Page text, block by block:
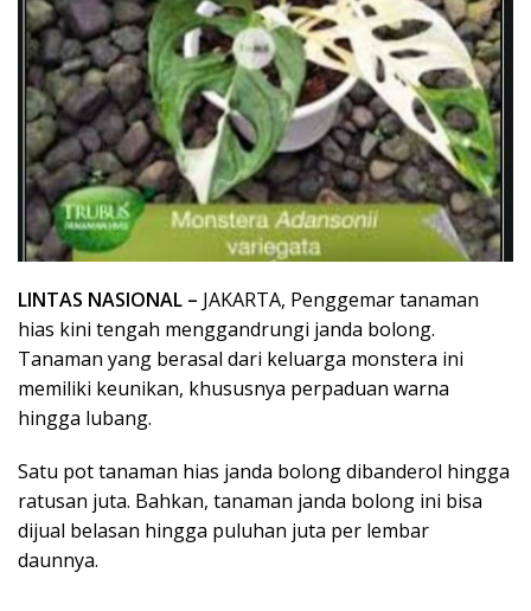
LINTAS NASIONAL – JAKARTA, Penggemar tanaman
hias kini tengah menggandrungi janda bolong.
Tanaman yang berasal dari keluarga monstera ini
memiliki keunikan, khususnya perpaduan warna
hingga lubang.
Satu pot tanaman hias janda bolong dibanderol hingga
ratusan juta. Bahkan, tanaman janda bolong ini bisa
dijual belasan hingga puluhan juta per lembar
daunnya.